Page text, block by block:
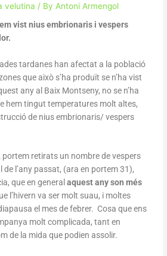
velutina / By Antoni Armengol
vist nius embrionaris i vespers
tardanes han afectat a la població
que això s’ha produït se n’ha vist
any al Baix Montseny, no se n’ha
hem tingut temperatures molt altes,
de nius embrionaris/ vespers
portem retirats un nombre de vespers
l’any passat, (ara en portem 31),
que en generalaquest any son més
l’hivern va ser molt suau, i moltes
el mes de febrer. Cosa que ens
molt complicada, tant en
de la mida que podien assolir.